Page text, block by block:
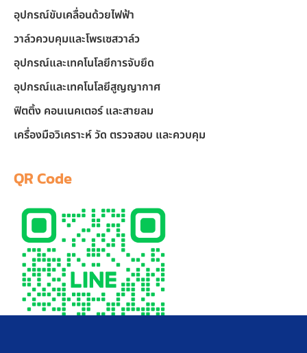
อุปกรณ์ขับเคลื่อนด้วยไฟฟ้า
วาล์วควบคุมและโพรเซสวาล์ว
อุปกรณ์และเทคโนโลยีการจับยึด
อุปกรณ์และเทคโนโลยีสูญญากาศ
ฟิตติ้ง คอนเนคเตอร์ และสายลม
เครื่องมือวิเคราะห์ วัด ตรวจสอบ และควบคุม
QR Code